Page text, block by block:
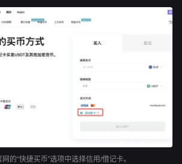
的“快捷买币”选项中选择信用/借记卡。